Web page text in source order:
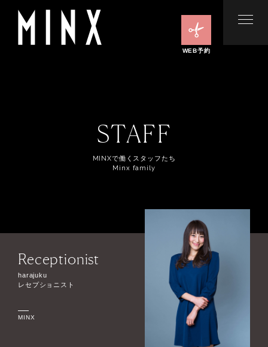
WEB予約
STAFF
MINXで働くスタッフたち
Minx family
Receptionist
harajuku
レセプショニスト
MINX